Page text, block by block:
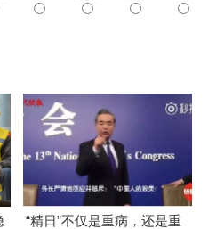
“精日”不仅是重病，还是重